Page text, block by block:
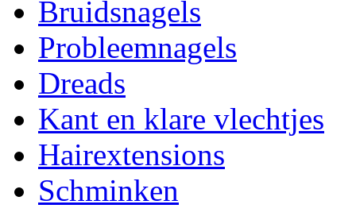
Bruidsnagels
Probleemnagels
Dreads
Kant en klare vlechtjes
Hairextensions
Schminken